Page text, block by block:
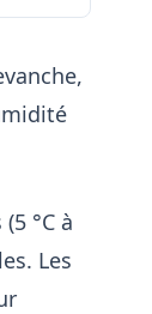
°C à
Les